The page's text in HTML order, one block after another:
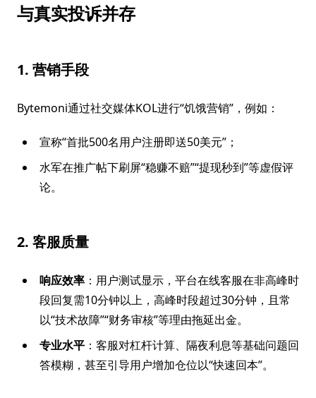
与真实投诉并存
1. 营销手段
Bytemoni通过社交媒体KOL进行“饥饿营销”，例如：
宣称“首批500名用户注册即送50美元”；
水军在推广帖下刷屏“稳赚不赔”“提现秒到”等虚假评
论。
2. 客服质量
响应效率 ：用户测试显示，平台在线客服在非高峰时
段回复需10分钟以上，高峰时段超过30分钟，且常
以“技术故障”“财务审核”等理由拖延出金。
专业水平 ：客服对杠杆计算、隔夜利息等基础问题回
答模糊，甚至引导用户增加仓位以“快速回本”。